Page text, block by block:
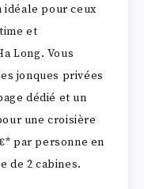
idéale pour ceux
et
Long. Vous
jonques privées
dédié et un
une croisière
* par personne en
de 2 cabines.